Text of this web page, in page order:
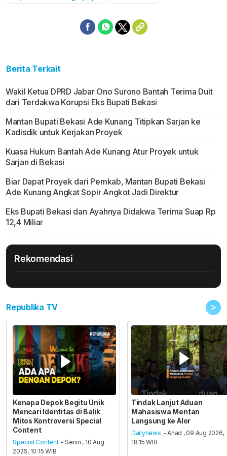
Berita Terkait
Wakil Ketua DPRD Jabar Ono Surono Bantah Terima Duit
dari Terdakwa Korupsi Eks Bupati Bekasi
Mantan Bupati Bekasi Ade Kunang Titipkan Sarjan ke
Kadisdik untuk Kerjakan Proyek
Kuasa Hukum Bantah Ade Kunang Atur Proyek untuk
Sarjan di Bekasi
Biar Dapat Proyek dari Pemkab, Mantan Bupati Bekasi
Ade Kunang Angkat Sopir Angkot Jadi Direktur
Eks Bupati Bekasi dan Ayahnya Didakwa Terima Suap Rp
12,4 Miliar
Rekomendasi
Republika TV >
Kenapa Depok Begitu Unik
Mencari Identitas di Balik
Mitos Kontroversi Special
Content
Special Content - Senin , 10 Aug
2026, 10:15 WIB
Tindak Lanjut Aduan
Mahasiswa Mentan
Langsung ke Alor
Dailynews - Ahad , 09 Aug 2026,
18:15 WIB